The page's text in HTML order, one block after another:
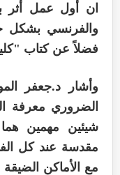
ان أول عمل أثر
والفرنسي بشكل
فضلاً عن كتاب
وأشار د.جعفر
الضروري معرفة
شيئين مهمين
مقدسة عند كل
مع الأماكن